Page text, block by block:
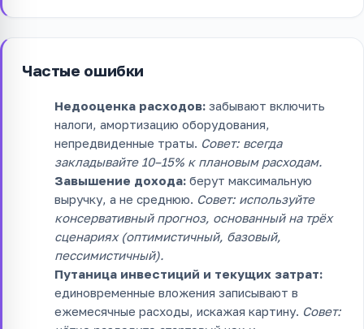
Частые ошибки
Недооценка расходов: забывают включить
налоги, амортизацию оборудования,
непредвиденные траты. Совет: всегда
закладывайте 10–15% к плановым расходам.
Завышение дохода: берут максимальную
выручку, а не среднюю. Совет: используйте
консервативный прогноз, основанный на трёх
сценариях (оптимистичный, базовый,
пессимистичный).
Путаница инвестиций и текущих затрат:
единовременные вложения записывают в
ежемесячные расходы, искажая картину. Совет: